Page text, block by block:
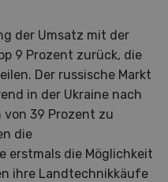
der Umsatz mit der
9 Prozent zurück, die
Der russische Markt
in der Ukraine nach
von 39 Prozent zu
die
die Möglichkeit
ihre Landtechnikkäufe